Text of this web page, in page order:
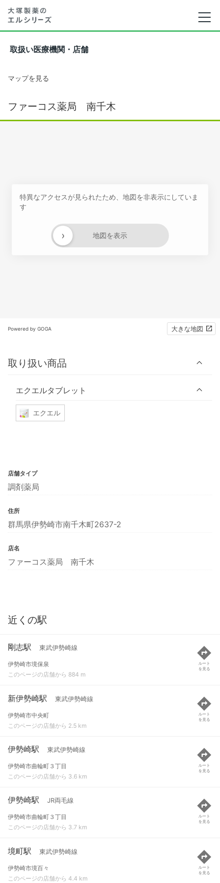
取扱い医療機関・店舗
マップを見る
ファーコス薬局 南千木
特異なアクセスが見られたため、地図を非表示にしていま
す
地図を表示
›
Powered by GOGA 大きな地図
取り扱い商品
エクエルタブレット
エクエル
店舗タイプ
調剤薬局
住所
群馬県伊勢崎市南千木町2637-2
店名
ファーコス薬局 南千木
近くの駅
剛志駅 東武伊勢崎線
伊勢崎市境保泉
このページの店舗から 884 m
ルート
を見る
新伊勢崎駅 東武伊勢崎線
伊勢崎市中央町
このページの店舗から 2.5 km
ルート
を見る
伊勢崎駅 東武伊勢崎線
伊勢崎市曲輪町３丁目
このページの店舗から 3.6 km
ルート
を見る
伊勢崎駅 JR両毛線
伊勢崎市曲輪町３丁目
このページの店舗から 3.7 km
ルート
を見る
境町駅 東武伊勢崎線
伊勢崎市境百々
このページの店舗から 4.4 km
ルート
を見る